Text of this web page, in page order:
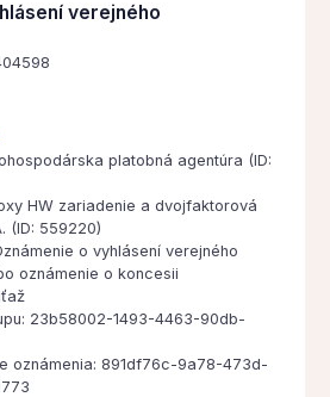
verejného
platobná agentúra (ID:
HW zariadenie a dvojfaktorová
(ID: 559220)
o vyhlásení verejného
oznámenie o koncesii
23b58002-1493-4463-90db-
oznámenia: 891df76c-9a78-473d-